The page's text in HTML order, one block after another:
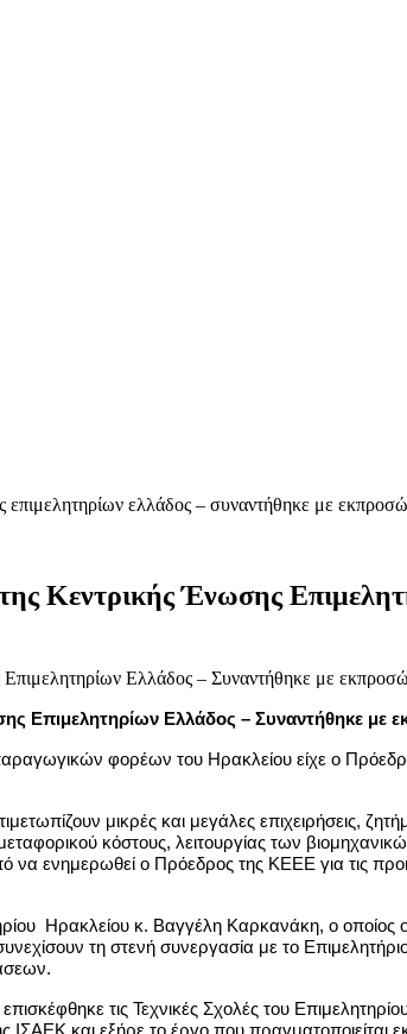
ελλάδος – συναντήθηκε με
Κεντρικής Ένωσης
Επιμελητηρίων Ελλάδος – Συναντήθηκε με
φορέων του Ηρακλείου είχε ο
μικρές και μεγάλες επιχειρήσεις,
κόστους, λειτουργίας των
ενημερωθεί ο Πρόεδρος της ΚΕΕΕ για τις
Ηρακλείου κ. Βαγγέλη Καρκανάκη, ο οποίος
τη στενή συνεργασία με το
τις Τεχνικές Σχολές του